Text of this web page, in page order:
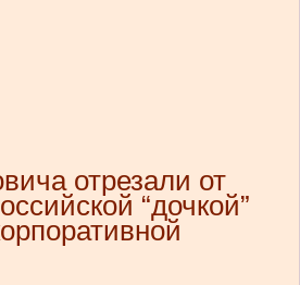
отрезали от
“дочкой”